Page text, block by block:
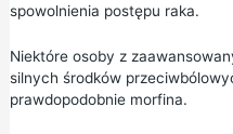
spowolnienia postępu raka.
Niektóre osoby z
silnych środków
prawdopodobnie morfina.